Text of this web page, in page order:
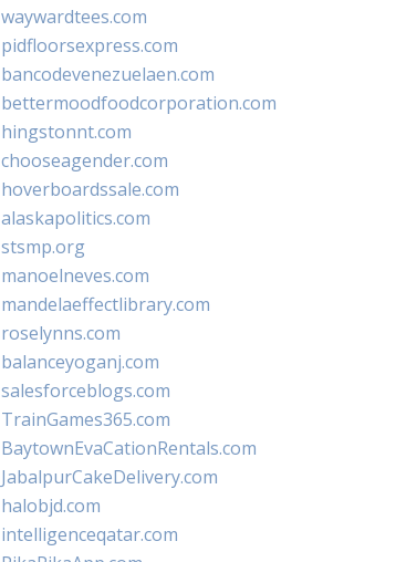
waywardtees.com
pidfloorsexpress.com
bancodevenezuelaen.com
bettermoodfoodcorporation.com
hingstonnt.com
chooseagender.com
hoverboardssale.com
alaskapolitics.com
stsmp.org
manoelneves.com
mandelaeffectlibrary.com
roselynns.com
balanceyoganj.com
salesforceblogs.com
TrainGames365.com
BaytownEvaCationRentals.com
JabalpurCakeDelivery.com
halobjd.com
intelligenceqatar.com